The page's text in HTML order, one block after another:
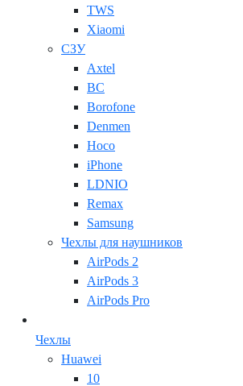
TWS
Xiaomi
СЗУ
Axtel
BC
Borofone
Denmen
Hoco
iPhone
LDNIO
Remax
Samsung
Чехлы для наушников
AirPods 2
AirPods 3
AirPods Pro
Чехлы
Huawei
10